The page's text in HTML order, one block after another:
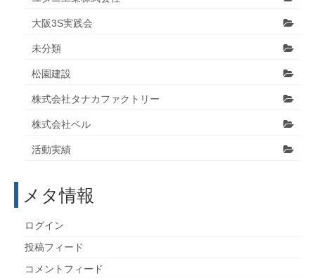
大阪3S実践会
未分類
松園建設
株式会社タナカファクトリー
株式会社ベル
活動実績
メタ情報
ログイン
投稿フィード
コメントフィード